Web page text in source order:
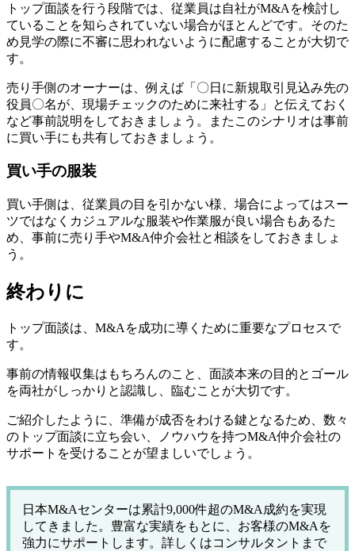
トップ面談を行う段階では、従業員は自社がM&Aを検討し
ていることを知らされていない場合がほとんどです。そのた
め見学の際に不審に思われないように配慮することが大切で
す。
売り手側のオーナーは、例えば「〇日に新規取引見込み先の
役員〇名が、現場チェックのために来社する」と伝えておく
など事前説明をしておきましょう。またこのシナリオは事前
に買い手にも共有しておきましょう。
買い手の服装
買い手側は、従業員の目を引かない様、場合によってはスー
ツではなくカジュアルな服装や作業服が良い場合もあるた
め、事前に売り手やM&A仲介会社と相談をしておきましょ
う。
終わりに
トップ面談は、M&Aを成功に導くために重要なプロセスで
す。
事前の情報収集はもちろんのこと、面談本来の目的とゴール
を両社がしっかりと認識し、臨むことが大切です。
ご紹介したように、準備が成否をわける鍵となるため、数々
のトップ面談に立ち会い、ノウハウを持つM&A仲介会社の
サポートを受けることが望ましいでしょう。
日本M&Aセンターは累計9,000件超のM&A成約を実現
してきました。豊富な実績をもとに、お客様のM&Aを
強力にサポートします。詳しくはコンサルタントまで